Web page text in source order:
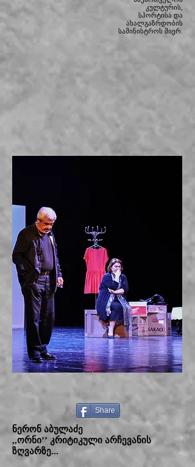
კულტურის,
სპორტისა და
ახალგაზრდობის
სამინისტროს მიერ.
Share
ნერონ აბულაძე
,,ორნი’’ კრიტიკული არჩევანის
ზღვარზე...